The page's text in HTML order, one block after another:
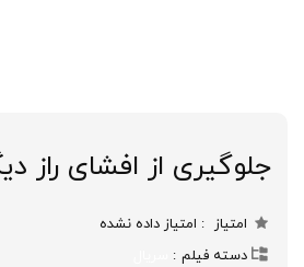
جلوگیری از افشای راز
امتیاز
امتیاز داده نشده
دسته فیلم